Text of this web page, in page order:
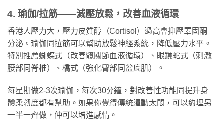
4. 瑜伽/拉筋——減壓放鬆，改善血液循環
香港人壓力大，壓力皮質醇（Cortisol）過高會抑壓睪固酮
分泌。瑜伽同拉筋可以幫助放鬆神經系統，降低壓力水平。
特別推薦蝴蝶式（改善髖關節血液循環）、眼鏡蛇式（刺激
腰部同脊椎）、橋式（強化臀部同盆底肌）。
每星期做2-3次瑜伽，每次30分鐘，對改善性功能同提升身
體柔韌度都有幫助。如果你覺得傳統運動太悶，可以約埋另
一半一齊做，仲可以增進感情。